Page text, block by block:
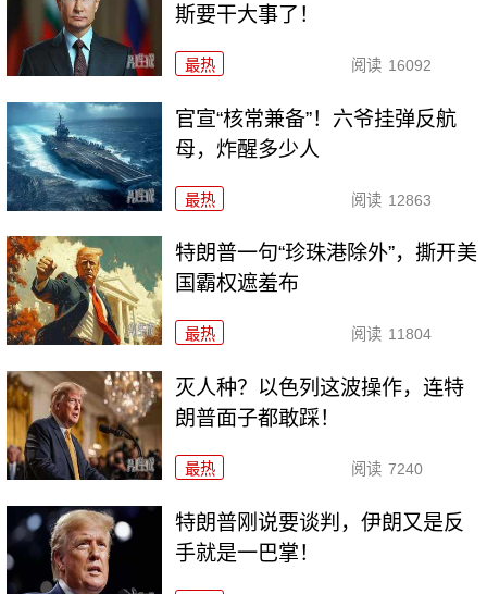
斯要干大事了！
最热 阅读 16092
官宣“核常兼备”！六爷挂弹反航
母，炸醒多少人
最热 阅读 12863
特朗普一句“珍珠港除外”，撕开美
国霸权遮羞布
最热 阅读 11804
灭人种？以色列这波操作，连特
朗普面子都敢踩！
最热 阅读 7240
特朗普刚说要谈判，伊朗又是反
手就是一巴掌！